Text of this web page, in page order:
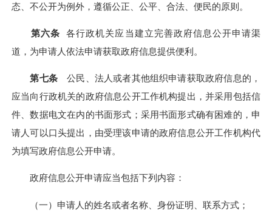
态、不公开为例外，遵循公正、公平、合法、便民的原则。
第六条 各行政机关应当建立完善政府信息公开申请渠
道，为申请人依法申请获取政府信息提供便利。
第七条公民、法人或者其他组织申请获取政府信息的，
应当向行政机关的政府信息公开工作机构提出，并采用包括信
件、数据电文在内的书面形式；采用书面形式确有困难的，申
请人可以口头提出，由受理该申请的政府信息公开工作机构代
为填写政府信息公开申请。
政府信息公开申请应当包括下列内容：
（一）申请人的姓名或者名称、身份证明、联系方式；